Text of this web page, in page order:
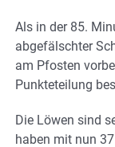
Als in der 85.
abgefälschter
am Pfosten
Punkteteilung
Die Löwen sind
haben mit nun